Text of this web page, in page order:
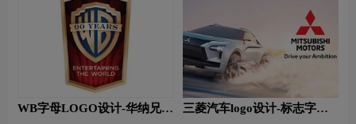
WB字母LOGO设计-华纳兄弟
三菱汽车logo设计-标志字体